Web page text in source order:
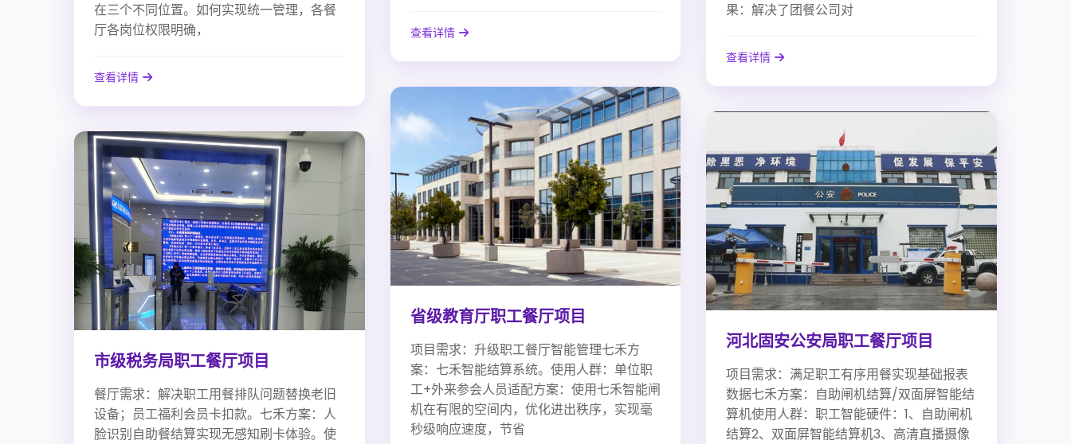
在三个不同位置。如何实现统一管理，各餐
厅各岗位权限明确，
查看详情
市级税务局职工餐厅项目
餐厅需求：解决职工用餐排队问题替换老旧
设备；员工福利会员卡扣款。七禾方案：人
脸识别自助餐结算实现无感知刷卡体验。使
查看详情
省级教育厅职工餐厅项目
项目需求：升级职工餐厅智能管理七禾方
案：七禾智能结算系统。使用人群：单位职
工+外来参会人员适配方案：使用七禾智能闸
机在有限的空间内，优化进出秩序，实现毫
秒级响应速度，节省
果：解决了团餐公司对
查看详情
河北固安公安局职工餐厅项目
项目需求：满足职工有序用餐实现基础报表
数据七禾方案：自助闸机结算/双面屏智能结
算机使用人群：职工智能硬件：1、自助闸机
结算2、双面屏智能结算机3、高清直播摄像